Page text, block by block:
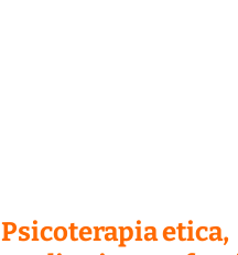
Psicoterapia etica,